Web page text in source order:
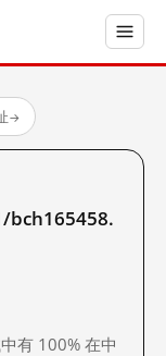
→
有 100% 在中